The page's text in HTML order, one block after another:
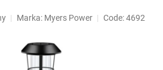
Marka: Myers Power Code: 4692